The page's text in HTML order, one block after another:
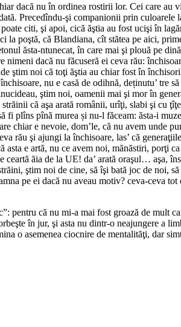
dacă nu în ordinea rostirii lor. Cei care au
Precedîndu-şi companionii prin
citi, şi apoi, cică ăştia au fost ucişi în
poştă, că Blandiana, cît stătea pe aici,
ăsta-ntunecat, în care mai şi plouă pe
dacă nu făcuseră ei ceva rău:
ştim noi că toţi ăştia au chiar fost în
nu e casă de odihnă, deținutu’ tre să
ştim noi, oamenii mai şi mor în
că aşa arată românii, urîţi, slabi şi cu
fi plîns pînă murea și nu-l făceam: ăsta-i
chiar e nevoie, dom’le, că nu avem unde
rău şi ajungi la închisoare, las’ că
asta e artă, nu ce avem noi, mănăstiri, porţi
ăia de la UE! da’ arată oraşul… aşa,
ştim noi de cine, să îşi bată joc de noi,
pe ei dacă nu aveau motiv? ceva-ceva
pentru că nu mi-a mai fost groază de mult
în jur, şi asta nu dintr-o neajungere a
o asemenea ciocnire de mentalităţi, dar